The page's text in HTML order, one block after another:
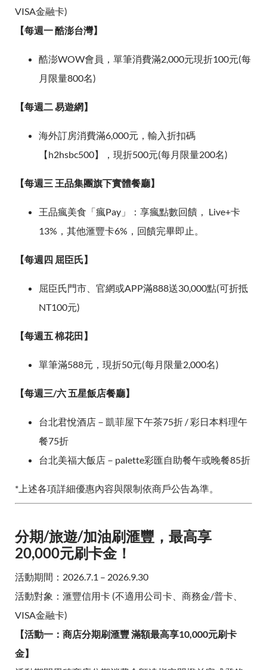
VISA金融卡)
【每週一 酷澎台灣】
酷澎WOW會員，單筆消費滿2,000元現折100元(每
月限量800名)
【每週二 易遊網】
海外訂房消費滿6,000元，輸入折扣碼
【h2hsbc500】，現折500元(每月限量200名)
【每週三 王品集團旗下實體餐廳】
王品瘋美食「瘋Pay」：享瘋點數回饋， Live+卡
13%，其他滙豐卡6%，回饋完畢即止。
【每週四 屈臣氏】
屈臣氏門市、官網或APP滿888送30,000點(可折抵
NT100元)
【每週五 棉花田】
單筆滿588元，現折50元(每月限量2,000名)
【每週三/六 五星飯店餐廳】
台北君悅酒店－凱菲屋下午茶75折 / 彩日本料理午
餐75折
台北美福大飯店－palette彩匯自助餐午或晚餐85折
*上述各項詳細優惠內容與限制依商戶公告為準。
分期/旅遊/加油刷滙豐，最高享
20,000元刷卡金！
活動期間：2026.7.1 – 2026.9.30
活動對象：滙豐信用卡 (不適用公司卡、商務金/普卡、
VISA金融卡)
【活動一：商店分期刷滙豐 滿額最高享10,000元刷卡
金】